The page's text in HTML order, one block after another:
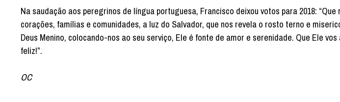
Na saudação aos peregrinos de língua portuguesa, Francisco deixou votos para 2018:
corações, famílias e comunidades, a luz do Salvador, que nos revela o rosto terno e
Deus Menino, colocando-nos ao seu serviço, Ele é fonte de amor e serenidade. Que Ele
feliz!”.
OC